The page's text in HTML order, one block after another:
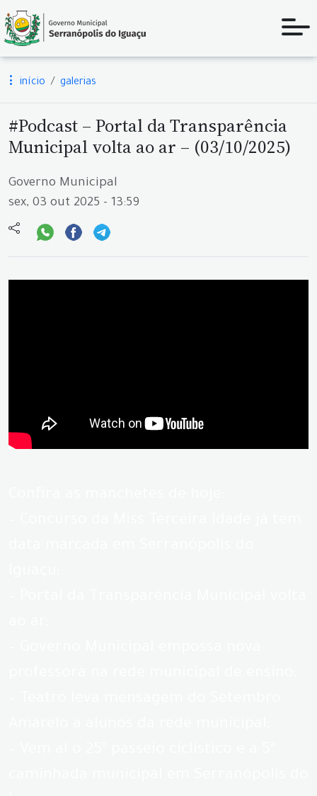
início galerias
#Podcast – Portal da Transparência
Municipal volta ao ar – (03/10/2025)
Governo Municipal
sex, 03 out 2025 - 13:59